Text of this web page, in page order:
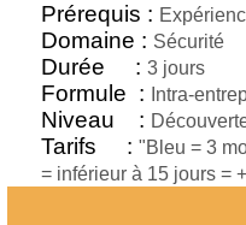
Prérequis :
Domaine : Sécurité
Durée : 3 jours
Formule : Intra-
Niveau :
Tarifs : "Bleu = 3
= inférieur à 15 jours =